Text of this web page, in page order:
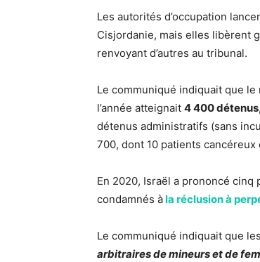
Les autorités d’occupation
Cisjordanie, mais elles libèrent
renvoyant d’autres au tribunal.
Le communiqué indiquait que
l’année atteignait 4 400
détenus administratifs (sans
700, dont 10 patients
En 2020, Israël a prononcé
condamnés àla réclusion à
Le communiqué indiquait que
arbitraires de mineurs et de